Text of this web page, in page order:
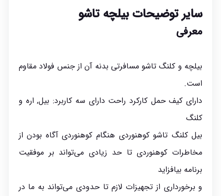
سایر توضیحات بیلچه تاشو
معرفی
بیلچه و کلنگ تاشو مسافرتی بدنه آن از جنس فولاد مقاوم
است.
دارای کیف حمل کارکرد راحت دارای سه کاربرد: بیل, اره و
کلنگ
بیل کلنگ تاشو کوهنوردی هنگام کوهنوردی آگاه بودن از
مخاطرات کوهنوردی تا حد زیادی می‌تواند بر موفقیت
برنامه بیافزاید
و برخورداری از تجهیزات لازم تا حدودی می‌تواند به ما در